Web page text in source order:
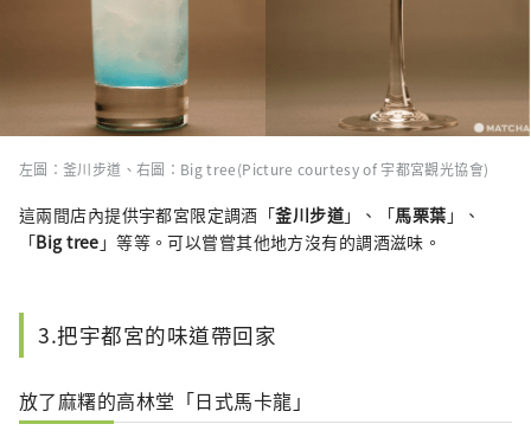
左圖：釜川步道、右圖：Big tree(Picture courtesy of 宇都宮觀光協會)
這兩間店內提供宇都宮限定調酒「釜川步道」、「馬栗葉 」、
「Big tree 」等等。可以嘗嘗其他地方沒有的調酒滋味。
3.把宇都宮的味道帶回家
放了麻糬的高林堂「日式馬卡龍」